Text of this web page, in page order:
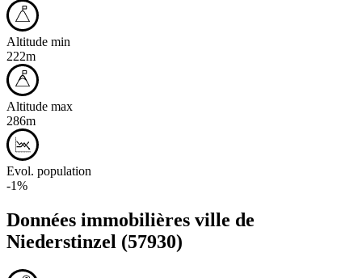
Altitude min
222m
Altitude max
286m
Evol. population
-1%
Données immobilières ville de
Niederstinzel (57930)